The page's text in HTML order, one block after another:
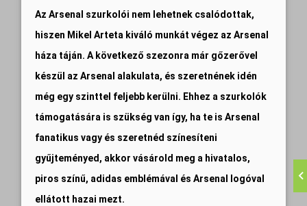
Az Arsenal szurkolói nem lehetnek csalódottak,
hiszen Mikel Arteta kiváló munkát végez az Arsenal
háza táján. A következő szezonra már gőzerővel
készül az Arsenal alakulata, és szeretnének idén
még egy szinttel feljebb kerülni. Ehhez a szurkolók
támogatására is szükség van így, ha te is Arsenal
fanatikus vagy és szeretnéd színesíteni
gyűjteményed, akkor vásárold meg a hivatalos,
piros színű, adidas emblémával és Arsenal logóval
ellátott hazai mezt.